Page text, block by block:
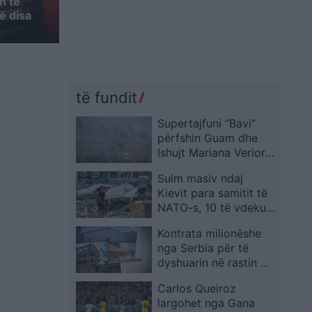
disa
të fundit
Supertajfuni “Bavi”
përfshin Guam dhe
Ishujt Mariana Veriore,
për dallgë deri në 11
metra dhe dëme
katastrofike
Sulm masiv ndaj
Kievit para samitit të
NATO-s, 10 të vdekur
plagosur
Kontrata milionëshe
nga Serbia për të
dyshuarin në rastin e
Carlos Queiroz
largohet nga Gana